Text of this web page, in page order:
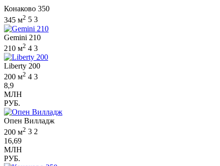
Конаково 350
345 м2 5 3
Gemini 210
210 м2 4 3
Liberty 200
200 м2 4 3
8,9
МЛН
РУБ.
Опен Вилладж
200 м2 3 2
16,69
МЛН
РУБ.